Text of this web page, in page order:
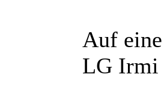
Auf
LG Irmi